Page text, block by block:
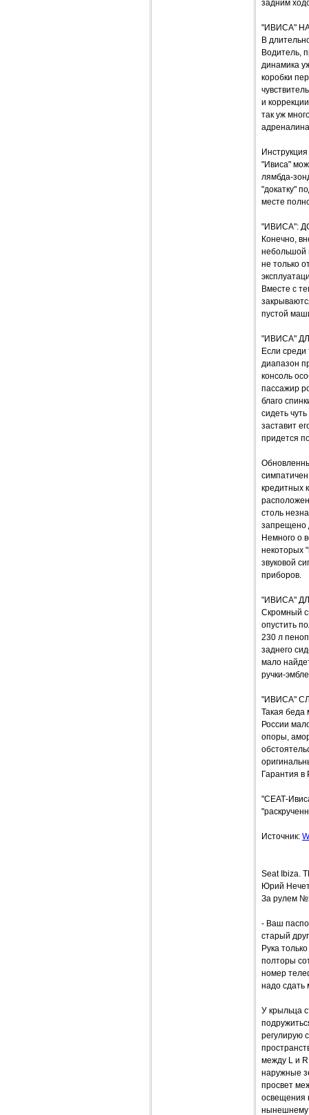
задним
"ИВИСА"
В
Водитель,
динамика
коробки
и
так уж
"Ивиса"
лямбда-
"докатку"
месте
"ИВИСА":
Конечно,
небольшой
не только
Вместе с
пустой
"ИВИСА"
Если
диапазон
консоль
пассажир
благо
сидеть
заставит
придется
кредитных
столь
запрещено
Немного о
некоторых
звуковой
приборов.
"ИВИСА"
Скромный
опустить
230 л
заднего
мало
ручки-
"ИВИСА"
Такая беда
России
опоры,
Гарантия в
"СЕАТ-
Источник:
Seat Ibiza.
Юрий
За рулем
- Ваш
старый
Рука
полторы
номер
надо сдать
У крыльца
регулирую
между L и
наружные
просвет
освещения
нынешнему